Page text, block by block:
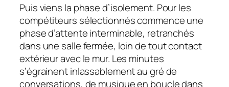
Puis viens la phase d’isolement. Pour les
compétiteurs sélectionnés commence une
phase d’attente interminable, retranchés
dans une salle fermée, loin de tout contact
extérieur avec le mur. Les minutes
s’égrainent inlassablement au gré de
conversations, de musique en boucle dans